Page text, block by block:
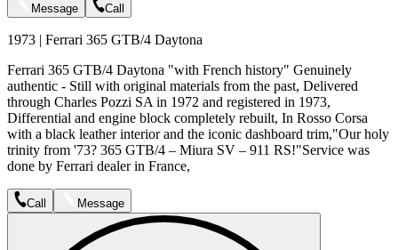
Message
Call
1973 | Ferrari 365 GTB/4 Daytona
Ferrari 365 GTB/4 Daytona "with French history" Genuinely
authentic - Still with original materials from the past, Delivered
through Charles Pozzi SA in 1972 and registered in 1973,
Differential and engine block completely rebuilt, In Rosso Corsa
with a black leather interior and the iconic dashboard trim,"Our holy
trinity from '73? 365 GTB/4 – Miura SV – 911 RS!"Service was
done by Ferrari dealer in France,
Call Message